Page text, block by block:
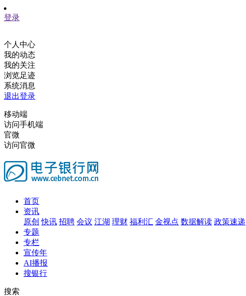
登录
个人中心
我的动态
我的关注
浏览足迹
系统消息
退出登录
移动端
访问手机端
官微
访问官微
首页
资讯
原创 快讯 招聘 会议 江湖 理财 福利汇 金视点 数据解读 政策速递
专题
专栏
宣传年
AI播报
搜银行
搜索